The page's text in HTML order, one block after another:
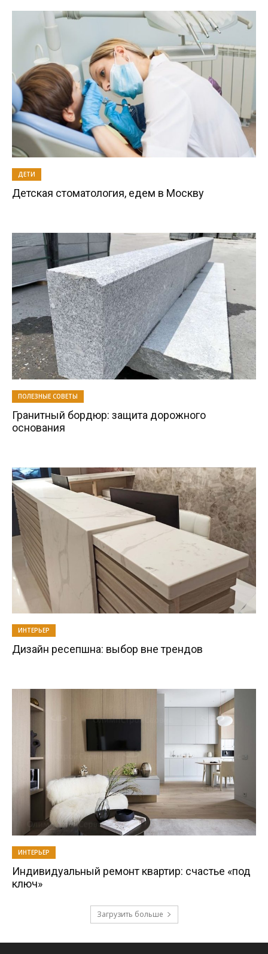
ДЕТИ
Детская стоматология, едем в Москву
ПОЛЕЗНЫЕ СОВЕТЫ
Гранитный бордюр: защита дорожного
основания
ИНТЕРЬЕР
Дизайн ресепшна: выбор вне трендов
ИНТЕРЬЕР
Индивидуальный ремонт квартир: счастье «под
ключ»
Загрузить больше